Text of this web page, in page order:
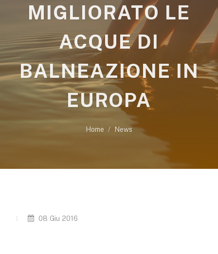
MIGLIORATO LE
ACQUE DI
BALNEAZIONE IN
EUROPA
Home News
08 Giu 2016